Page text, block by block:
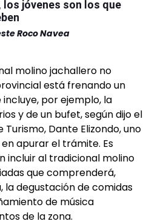
los jóvenes son los que
Roco Navea
molino jachallero no
está frenando un
por ejemplo, la
y de un bufet, según dijo el
Dante Elizondo, uno
apurar el trámite. Es
incluir al tradicional molino
que comprenderá,
la degustación de comidas
de música
de la zona.